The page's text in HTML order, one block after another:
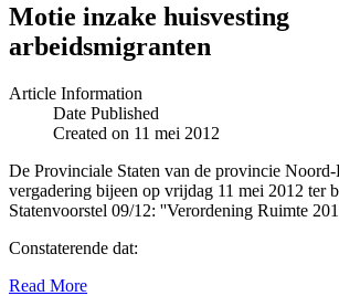
Motie inzake huisvesting
arbeidsmigranten
Article Information
Date Published
Created on 11 mei 2012
De Provinciale Staten van de provincie
vergadering bijeen op vrijdag 11 mei 2012 ter
Statenvoorstel 09/12: ''Verordening Ruimte
Constaterende dat:
Read More